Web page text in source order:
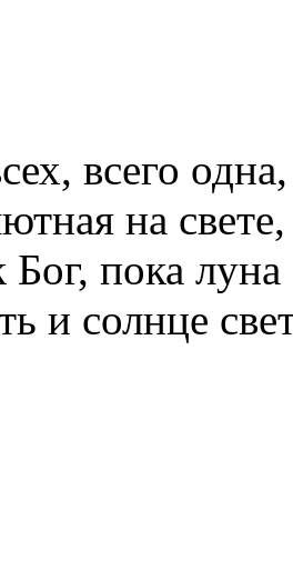
всего одна,
на свете,
пока луна
и солнце